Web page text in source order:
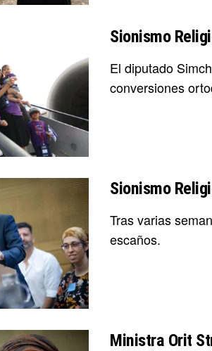
Sionismo
El diputado
conversiones
Sionismo
Tras varias
escaños.
Ministra Orit